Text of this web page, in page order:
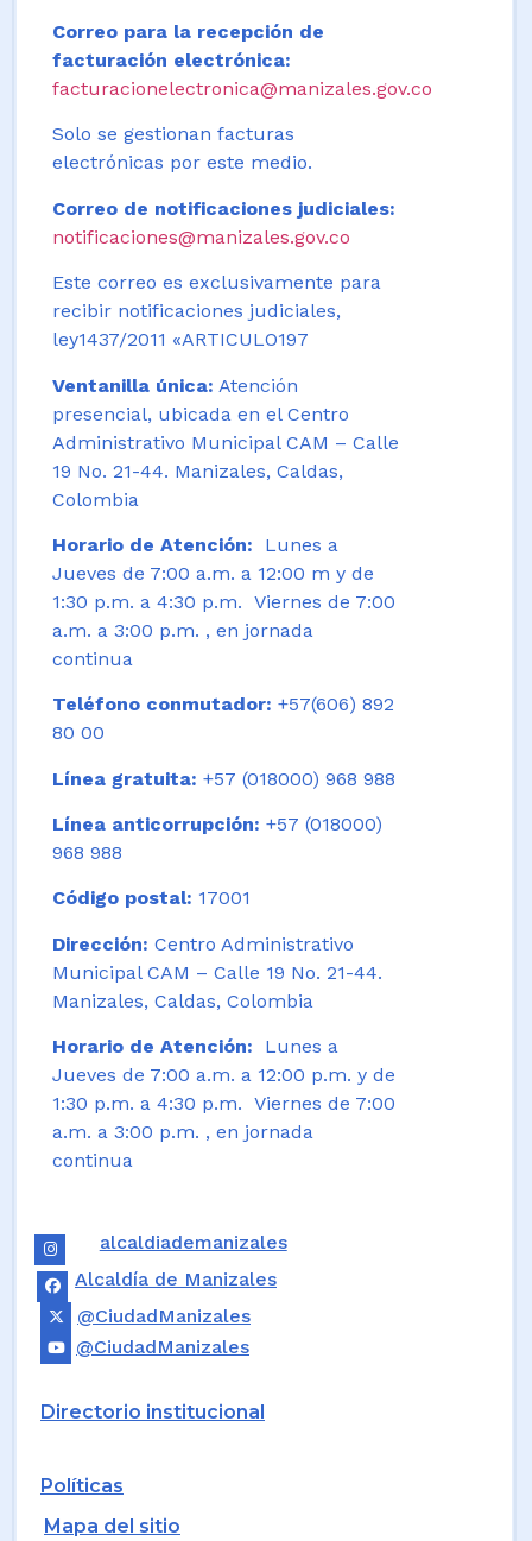
Correo para la recepción de
facturación electrónica:
facturacionelectronica@manizales.gov.co
Solo se gestionan facturas
electrónicas por este medio.
Correo de notificaciones judiciales:
notificaciones@manizales.gov.co
Este correo es exclusivamente para
recibir notificaciones judiciales,
ley1437/2011 «ARTICULO197
Ventanilla única: Atención
presencial, ubicada en el Centro
Administrativo Municipal CAM – Calle
19 No. 21-44. Manizales, Caldas,
Colombia
Horario de Atención:
Lunes a
Jueves de 7:00 a.m. a 12:00 m y de
1:30 p.m. a 4:30 p.m. Viernes de 7:00
a.m. a 3:00 p.m. , en jornada
continua
Teléfono conmutador: +57(606) 892
80 00
Línea gratuita: +57 (018000) 968 988
Línea anticorrupción: +57 (018000)
968 988
Código postal: 17001
Dirección: Centro Administrativo
Municipal CAM – Calle 19 No. 21-44.
Manizales, Caldas, Colombia
Horario de Atención: Lunes a
Jueves de 7:00 a.m. a 12:00 p.m. y de
1:30 p.m. a 4:30 p.m. Viernes de 7:00
a.m. a 3:00 p.m. , en jornada
continua
alcaldiademanizales
Alcaldía de Manizales
@CiudadManizales
@CiudadManizales
Directorio institucional
Políticas
Mapa del sitio